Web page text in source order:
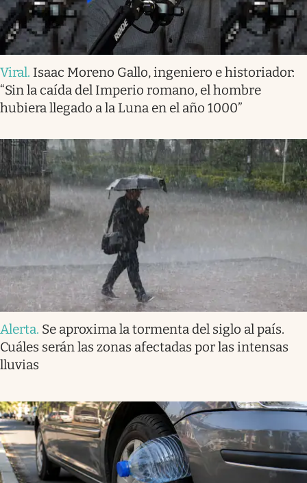
Viral. Isaac Moreno Gallo, ingeniero e historiador:
“Sin la caída del Imperio romano, el hombre
hubiera llegado a la Luna en el año 1000”
Alerta. Se aproxima la tormenta del siglo al país.
Cuáles serán las zonas afectadas por las intensas
lluvias